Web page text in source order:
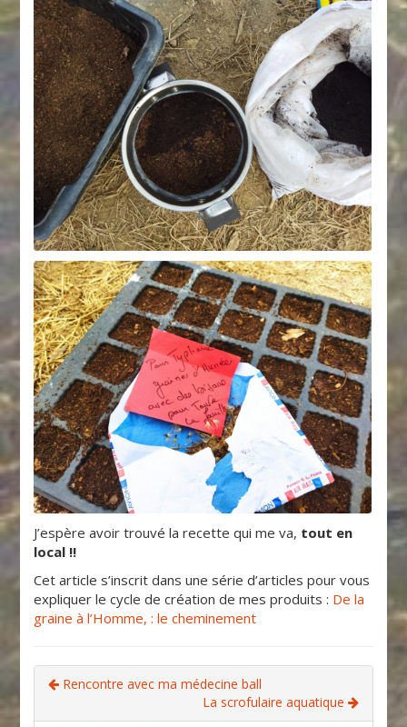
J’espère avoir trouvé la recette qui me va, tout en
local !!
Cet article s’inscrit dans une série d’articles pour vous
expliquer le cycle de création de mes produits : De la
graine à l’Homme, : le cheminement
Rencontre avec ma médecine ball
La scrofulaire aquatique